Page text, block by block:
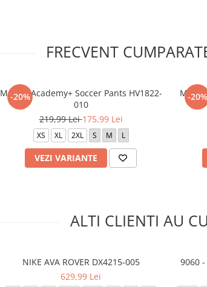
FRECVENT
-20%
M Nike Academy+ Soccer Pants HV1822-
010
219,99 Lei175,99 Lei
XS XL 2XL S M L
VEZI VARIANTE
-20%
M NK
ALTI CLIENTI AU
NIKE AVA ROVER DX4215-005
629,99 Lei
9060 -